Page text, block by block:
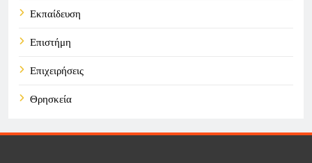
Εκπαίδευση
Επιστήμη
Επιχειρήσεις
Θρησκεία